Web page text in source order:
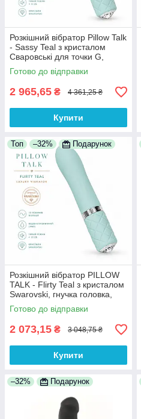
Розкішний вібратор Pillow Talk
- Sassy Teal з кристалом
Сваровські для точки G,
подарункова упаковка,
м'який силікон, USB-кабель
Готово до відправки
2 965,65 ₴ 4 361,25 ₴
Купити
Топ –32% Подарунок
Розкішний вібратор PILLOW
TALK - Flirty Teal з кристалом
Swarovski, гнучка головка,
USB-кабель в комплекті
Готово до відправки
2 073,15 ₴ 3 048,75 ₴
Купити
–32% Подарунок